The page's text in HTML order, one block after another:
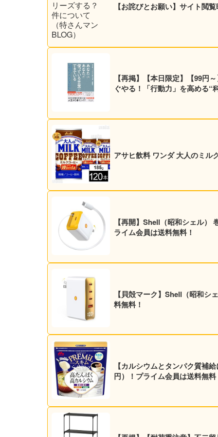
【お詫びとお願い】サイト閲
【再掲】【本日限定】【99円
ぐやる！「行動力」を高める“
アサヒ飲料 ワンダ 大人のミル
【再開】Shell（昭和シェル）
ライム会員は送料無料！
【貝殻マーク】Shell（昭和シ
料無料！
【カルシウムとタンパク質補
円）！プライム会員は送料無料